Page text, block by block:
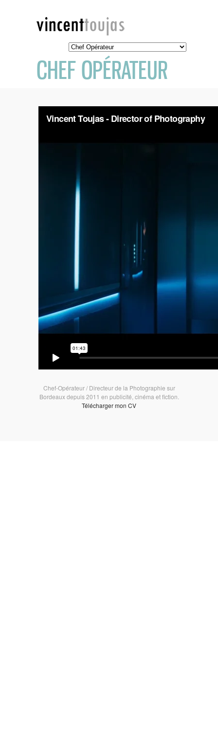
CHEF OPÉRATEUR
Chef-Opérateur / Directeur de la Photographie sur
Bordeaux depuis 2011 en publicité, cinéma et fiction.
Télécharger mon CV